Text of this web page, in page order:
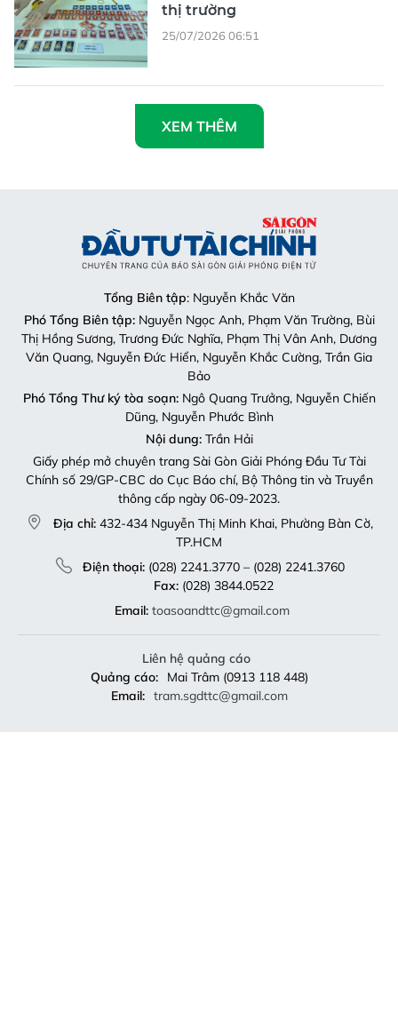
thị trường
25/07/2026 06:51
XEM THÊM
Tổng Biên tập: Nguyễn Khắc Văn
Phó Tổng Biên tập:Nguyễn Ngọc Anh, Phạm Văn Trường, Bùi
Thị Hồng Sương, Trương Đức Nghĩa, Phạm Thị Vân Anh, Dương
Văn Quang, Nguyễn Đức Hiển, Nguyễn Khắc Cường, Trần Gia
Bảo
Phó Tổng Thư ký tòa soạn:Ngô Quang Trưởng, Nguyễn Chiến
Dũng, Nguyễn Phước Bình
Nội dung:Trần Hải
Giấy phép mở chuyên trang Sài Gòn Giải Phóng Đầu Tư Tài
Chính số 29/GP-CBC do Cục Báo chí, Bộ Thông tin và Truyền
thông cấp ngày 06-09-2023.
Địa chỉ: 432-434 Nguyễn Thị Minh Khai, Phường Bàn Cờ,
TP.HCM
Điện thoại:(028) 2241.3770 – (028) 2241.3760
Fax:(028) 3844.0522
Email: toasoandttc@gmail.com
Liên hệ quảng cáo
Quảng cáo:
Mai Trâm (0913 118 448)
Email: tram.sgdttc@gmail.com